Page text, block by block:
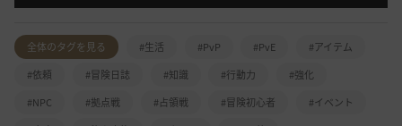
全体のタグを見る #生活 #PvP #PvE
#アイテム
#依頼
#冒険日誌 #知識 #行動力
#強化
#NPC
#拠点戦 #占領戦 #冒険初心者
#イベント